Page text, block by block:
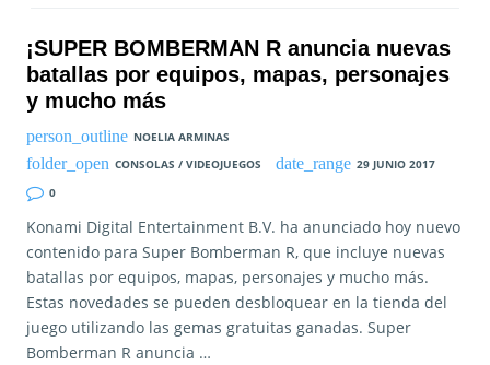
¡SUPER BOMBERMAN R anuncia nuevas
batallas por equipos, mapas, personajes
y mucho más
NOELIA ARMINAS
CONSOLAS / VIDEOJUEGOS
29 JUNIO 2017
0
Konami Digital Entertainment B.V. ha anunciado hoy nuevo
contenido para Super Bomberman R, que incluye nuevas
batallas por equipos, mapas, personajes y mucho más.
Estas novedades se pueden desbloquear en la tienda del
juego utilizando las gemas gratuitas ganadas. Super
Bomberman R anuncia …